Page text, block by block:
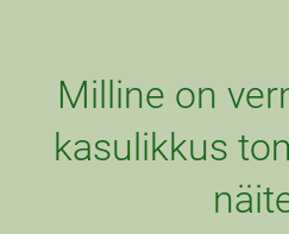
Milline on
kasulikkus